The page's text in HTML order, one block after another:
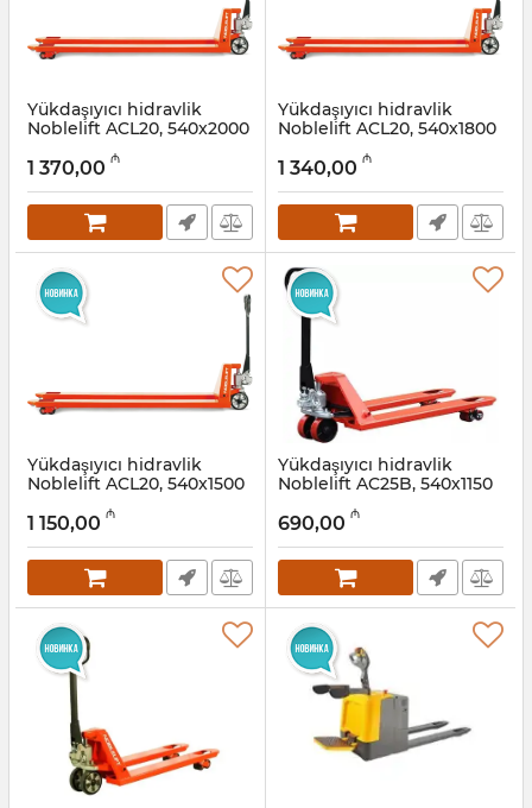
Yükdaşıyıcı hidravlik
Noblelift ACL20, 540x2000
Artikul: 033001006
1 370,00 ₼
Yükdaşıyıcı hidravlik
Noblelift ACL20, 540x1800
Artikul: 033001005
1 340,00 ₼
Yükdaşıyıcı hidravlik
Noblelift ACL20, 540x1500
Artikul: 033001004
1 150,00 ₼
Yükdaşıyıcı hidravlik
Noblelift AC25B, 540х1150
Artikul: 033001003
690,00 ₼